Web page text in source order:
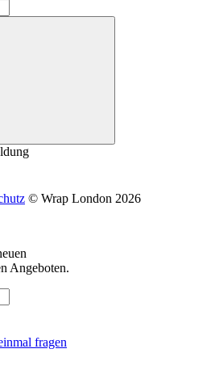
© Wrap London 2026
Angeboten.
fragen